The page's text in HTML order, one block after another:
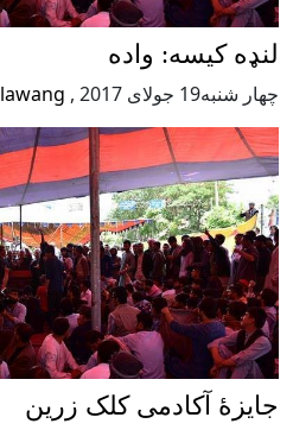
لنډه کیسه: واده
چهار شنبه19 جولای 2017 ,
lawang
جایزۀ آکادمی کلک زرین